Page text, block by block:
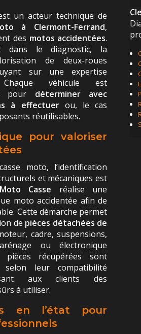
un acteur technique de
à Clermont-Ferrand,
des motos accidentées.
dans le diagnostic, la
de deux-roues
sur une expertise
véhicule est
pour
déterminer avec
à effectuerou, le cas
réutilisables.
pour valoriser
moto, l’identification
et mécaniques est
Casse réalise une
moto accidentée afin de
Cette démarche permet
de pièces détachées de
cadre, suspensions,
ou électronique
pièces récupérées sont
leur compatibilité
aux clients des
à utiliser.
en l’état pour